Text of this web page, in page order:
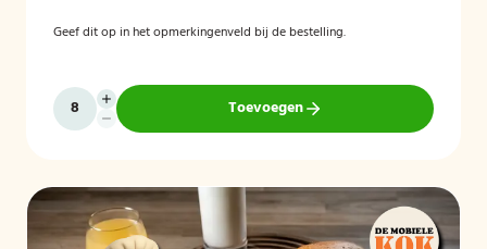
Geef dit op in het opmerkingenveld bij de bestelling.
Toevoegen